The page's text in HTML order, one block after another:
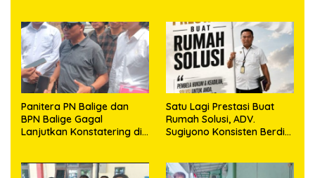
023/KS dan HUT Ke-81
Kemerdekaan RI
Panitera PN Balige dan
BPN Balige Gagal
Lanjutkan Konstatering di
Satu Lagi Prestasi Buat
Rumah Solusi, ADV.
Sugiyono Konsisten Berdiri